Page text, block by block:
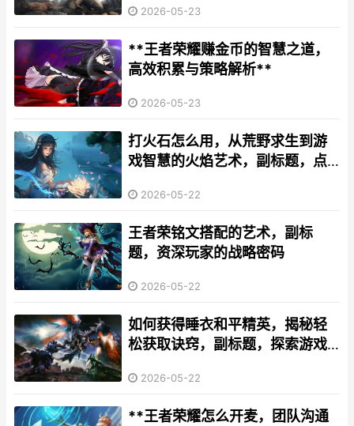
2026-05-23
**王者荣耀赚金币的智慧之道，
高效积累与策略解析**
2026-05-23
打火石怎么用，从荒野求生到游
戏智慧的火焰艺术，副标题，点
2026-05-22
王者荣铭文搭配的艺术，副标
题，资深玩家的战略密码
2026-05-22
如何获得睡衣和平精英，揭秘轻
松获取诀窍，副标题，探索游戏
2026-05-22
**王者荣耀怎么开麦，团队沟通